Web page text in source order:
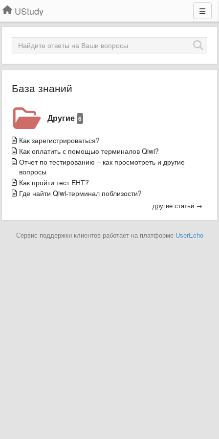
UStudy
База знаний
Другие 6
Как зарегистрироваться?
​Как оплатить с помощью терминалов Qiwi?
Отчет по тестированию – как просмотреть и другие
вопросы
Как пройти тест ЕНТ?
Где найти Qiwi-терминал поблизости?
другие статьи →
Сервис поддержки клиентов работает на платформе UserEcho